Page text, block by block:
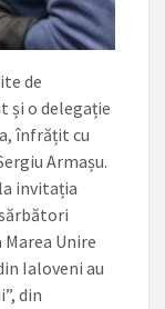
de
și o delegație
înfrățit cu
Armașu.
invitația
Unire
Ialoveni au
din